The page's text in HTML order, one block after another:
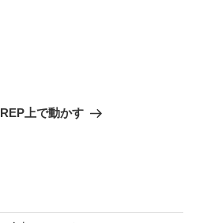
上で動かす